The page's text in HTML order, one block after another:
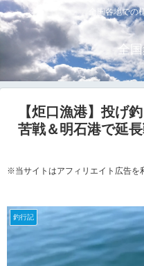
全国各地での
全
【炬口漁港】投げ
苦戦＆明石港で延
※当サイトはアフィリエイト広告を
釣行記